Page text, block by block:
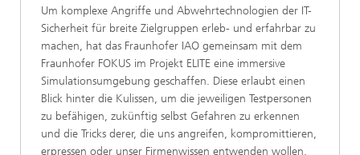
Um komplexe Angriffe und Abwehrtechnologien der IT-
Sicherheit für breite Zielgruppen erleb- und erfahrbar zu
machen, hat das Fraunhofer IAO gemeinsam mit dem
Fraunhofer FOKUS im Projekt ELITE eine immersive
Simulationsumgebung geschaffen. Diese erlaubt einen
Blick hinter die Kulissen, um die jeweiligen Testpersonen
zu befähigen, zukünftig selbst Gefahren zu erkennen
und die Tricks derer, die uns angreifen, kompromittieren,
erpressen oder unser Firmenwissen entwenden wollen,